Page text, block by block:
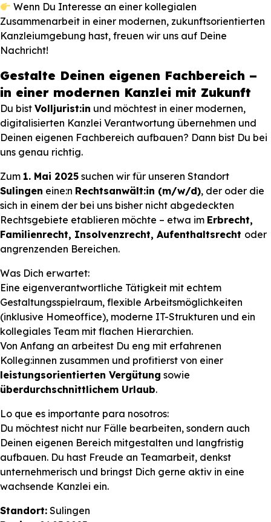
Wenn Du Interesse an einer kollegialen
Zusammenarbeit in einer modernen, zukunftsorientierten
Kanzleiumgebung hast, freuen wir uns auf Deine
Nachricht!
Gestalte Deinen eigenen Fachbereich –
in einer modernen Kanzlei mit Zukunft
Du bist Volljurist:in und möchtest in einer modernen,
digitalisierten Kanzlei Verantwortung übernehmen und
Deinen eigenen Fachbereich aufbauen? Dann bist Du bei
uns genau richtig.
Zum 1. Mai 2025 suchen wir für unseren Standort
Sulingen eine:n Rechtsanwält:in (m/w/d), der oder die
sich in einem der bei uns bisher nicht abgedeckten
Rechtsgebiete etablieren möchte – etwa im Erbrecht,
Familienrecht, Insolvenzrecht, Aufenthaltsrecht oder
angrenzenden Bereichen.
Was Dich erwartet:
Eine eigenverantwortliche Tätigkeit mit echtem
Gestaltungsspielraum, flexible Arbeitsmöglichkeiten
(inklusive Homeoffice), moderne IT-Strukturen und ein
kollegiales Team mit flachen Hierarchien.
Von Anfang an arbeitest Du eng mit erfahrenen
Kolleg:innen zusammen und profitierst von einer
leistungsorientierten Vergütung sowie
überdurchschnittlichem Urlaub.
Lo que es importante para nosotros:
Du möchtest nicht nur Fälle bearbeiten, sondern auch
Deinen eigenen Bereich mitgestalten und langfristig
aufbauen. Du hast Freude an Teamarbeit, denkst
unternehmerisch und bringst Dich gerne aktiv in eine
wachsende Kanzlei ein.
Standort: Sulingen